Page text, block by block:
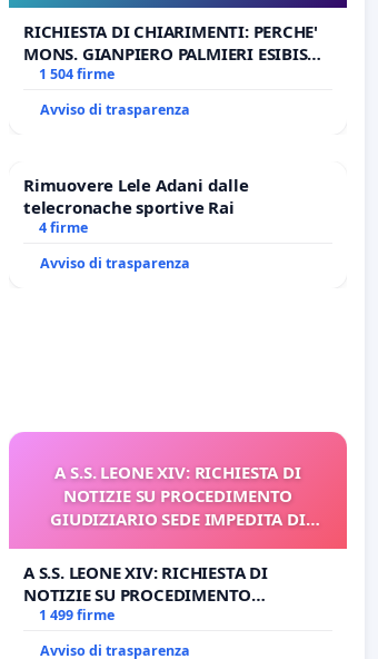
RICHIESTA DI CHIARIMENTI: PERCHE'
MONS. GIANPIERO PALMIERI ESIBISCE
OPERE DI RUPNIK?
1 504 firme
Avviso di trasparenza
Rimuovere Lele Adani dalle
telecronache sportive Rai
4 firme
Avviso di trasparenza
A S.S. LEONE XIV: RICHIESTA DI
NOTIZIE SU PROCEDIMENTO
GIUDIZIARIO SEDE IMPEDITA DI
A S.S. LEONE XIV: RICHIESTA DI
NOTIZIE SU PROCEDIMENTO
GIUDIZIARIO SEDE IMPEDITA DI
BENEDETTO XVI
1 499 firme
Avviso di trasparenza